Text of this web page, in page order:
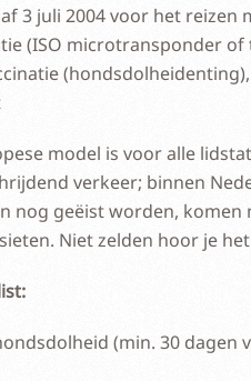
3 juli 2004 voor het
(ISO microtransponder of
model is voor alle
verkeer; binnen
nog geëist worden,
Niet zelden hoor je
(min. 30 dagen